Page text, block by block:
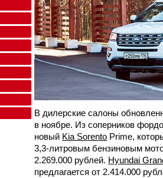
В дилерские салоны
в ноябре. Из соперников
новый Kia Sorento Prime,
3,3-литровым бензиновым
2.269.000 рублей. Hyundai
предлагается от 2.414.000